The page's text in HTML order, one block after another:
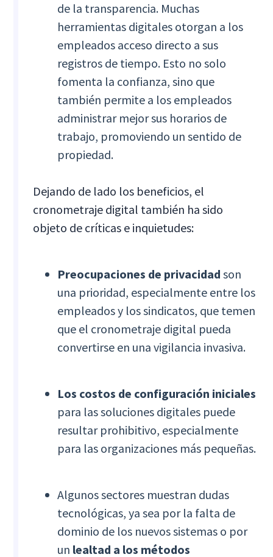
de la transparencia. Muchas
herramientas digitales otorgan a los
empleados acceso directo a sus
registros de tiempo. Esto no solo
fomenta la confianza, sino que
también permite a los empleados
administrar mejor sus horarios de
trabajo, promoviendo un sentido de
propiedad.
Dejando de lado los beneficios, el
cronometraje digital también ha sido
objeto de críticas e inquietudes:
Preocupaciones de privacidad son
una prioridad, especialmente entre los
empleados y los sindicatos, que temen
que el cronometraje digital pueda
convertirse en una vigilancia invasiva.
Los costos de configuración iniciales
para las soluciones digitales puede
resultar prohibitivo, especialmente
para las organizaciones más pequeñas.
Algunos sectores muestran dudas
tecnológicas, ya sea por la falta de
dominio de los nuevos sistemas o por
un lealtad a los métodos